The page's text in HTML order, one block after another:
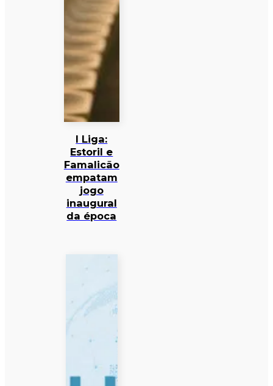
I Liga:
Estoril e
Famalicão
empatam
jogo
inaugural
da época